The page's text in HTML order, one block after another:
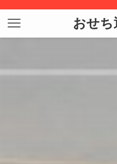
おせち